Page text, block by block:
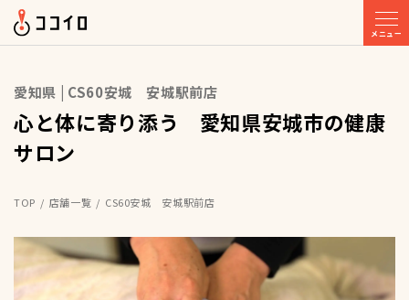
メニュー
愛知県 | CS60安城 安城駅前店
心と体に寄り添う 愛知県安城市の健康
サロン
TOP 店舗一覧 CS60安城 安城駅前店